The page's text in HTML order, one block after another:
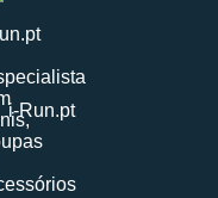
i-Run.pt